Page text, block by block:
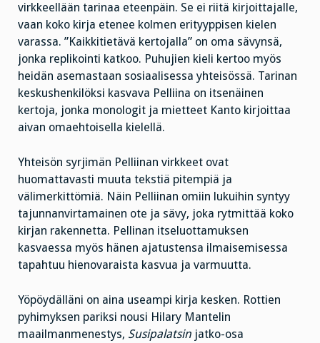
virkkeellään tarinaa eteenpäin. Se ei riitä kirjoittajalle,
vaan koko kirja etenee kolmen erityyppisen kielen
varassa. ”Kaikkitietävä kertojalla” on oma sävynsä,
jonka replikointi katkoo. Puhujien kieli kertoo myös
heidän asemastaan sosiaalisessa yhteisössä. Tarinan
keskushenkilöksi kasvava Pelliina on itsenäinen
kertoja, jonka monologit ja mietteet Kanto kirjoittaa
aivan omaehtoisella kielellä.
Yhteisön syrjimän Pelliinan virkkeet ovat
huomattavasti muuta tekstiä pitempiä ja
välimerkittömiä. Näin Pelliinan omiin lukuihin syntyy
tajunnanvirtamainen ote ja sävy, joka rytmittää koko
kirjan rakennetta. Pellinan itseluottamuksen
kasvaessa myös hänen ajatustensa ilmaisemisessa
tapahtuu hienovaraista kasvua ja varmuutta.
Yöpöydälläni on aina useampi kirja kesken. Rottien
pyhimyksen pariksi nousi Hilary Mantelin
maailmanmenestys, Susipalatsin jatko-osa